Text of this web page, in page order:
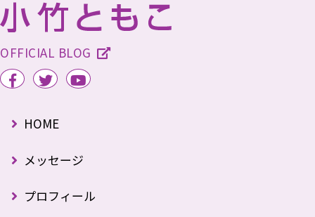
OFFICIAL BLOG
HOME
メッセージ
プロフィール